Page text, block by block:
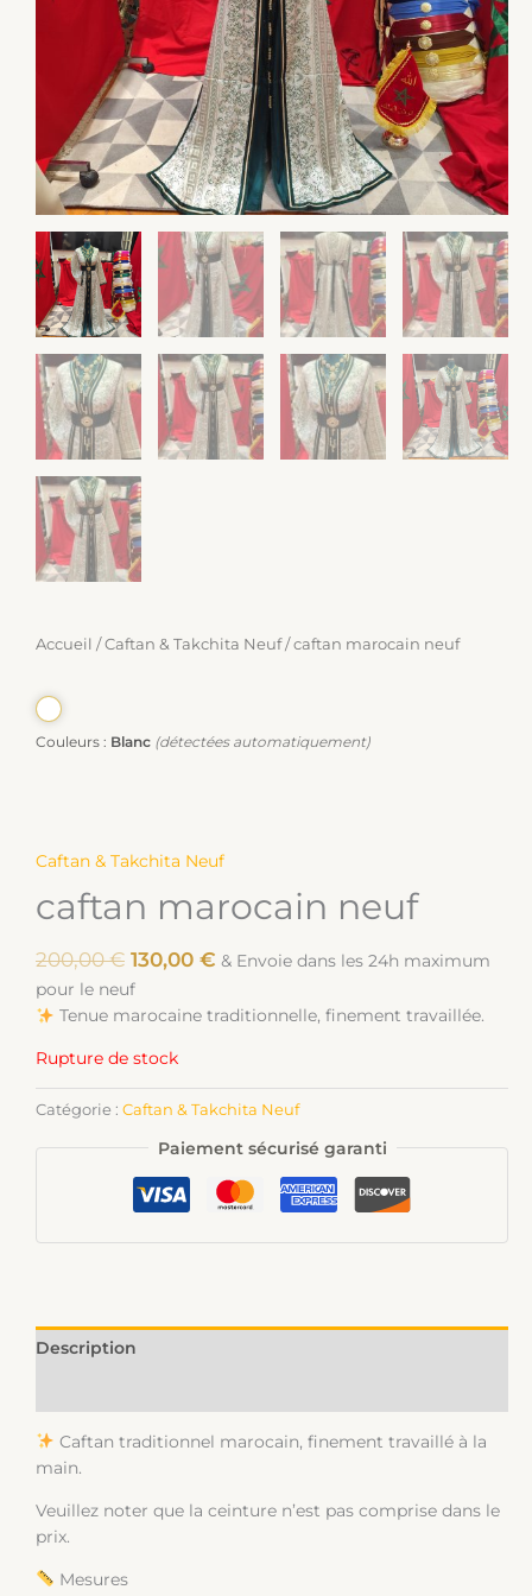
Accueil /Caftan & Takchita Neuf/ caftan marocain neuf
Couleurs : Blanc (détectées automatiquement)
Caftan & Takchita Neuf
caftan marocain neuf
200,00€ 130,00 € & Envoie dans les 24h maximum
pour le neuf
Tenue marocaine traditionnelle, finement travaillée.
Rupture de stock
Catégorie : Caftan & Takchita Neuf
Paiement sécurisé garanti
Description
Caftan traditionnel marocain, finement travaillé à la
main.
Veuillez noter que la ceinture n’est pas comprise dans le
prix.
Mesures